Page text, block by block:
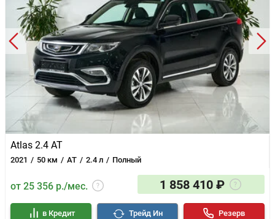
Atlas 2.4 AT
2021 50 км AT 2.4 л Полный
от 25 356 р./мес. 1 858 410 ₽
в Кредит Трейд Ин Резерв